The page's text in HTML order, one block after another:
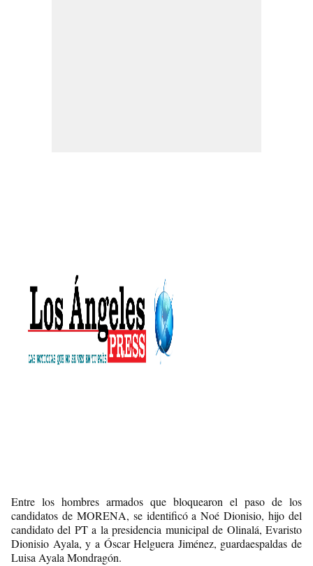
Entre los hombres armados que bloquearon el paso de los
candidatos de MORENA, se identificó a Noé Dionisio, hijo del
candidato del PT a la presidencia municipal de Olinalá, Evaristo
Dionisio Ayala, y a Óscar Helguera Jiménez, guardaespaldas de
Luisa Ayala Mondragón.